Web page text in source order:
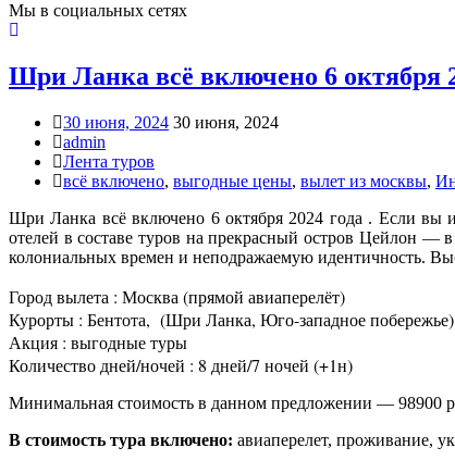
Мы в социальных сетях
Шри Ланка всё включено 6 октября
30 июня, 2024 30 июня, 2024
admin
Лента туров
всё включено, выгодные цены, вылет из москвы,
Шри Ланка всё включено 6 октября 2024 года . Если вы
отелей в составе туров на прекрасный остров Цейлон —
колониальных времен и неподражаемую идентичность.
Город вылета : Москва (прямой авиаперелёт)
Курорты : Бентота, (Шри Ланка, Юго-западное побережье)
Акция : выгодные туры
Количество дней/ночей : 8 дней/7 ночей (+1н)
Минимальная стоимость в данном предложении — 98900
В стоимость тура включено: авиаперелет, проживание,